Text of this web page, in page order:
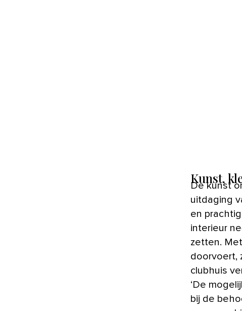
Kunst,
De kunst
uitdaging
en
interieur
zetten. Met
doorvoert,
clubhuis
‘De
bij de